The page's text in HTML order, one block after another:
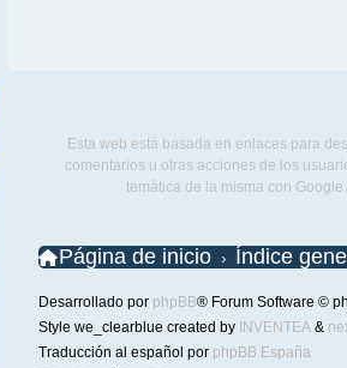
Esta web está basada en enlaces para
comentarios u otras acciones de los
temática de la misma con
Página de inicio Índice
Desarrollado por phpBB® Forum Software ©
Style we_clearblue created by INVENTEA&
Traducción al español por phpBB España